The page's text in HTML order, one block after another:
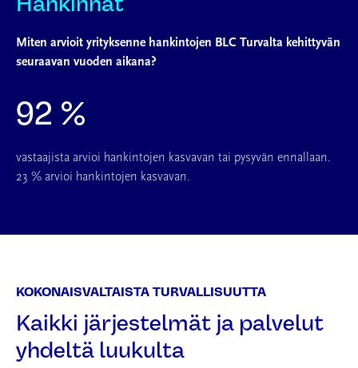
Miten arvioit yrityksenne hankintojen BLC Turvalta kehittyvän
seuraavan vuoden aikana?
92 %
vastaajista arvioi hankintojen kasvavan tai pysyvän ennallaan.
23 % arvioi hankintojen kasvavan.
KOKONAISVALTAISTA TURVALLISUUTTA
Kaikki järjestelmät ja palvelut
yhdeltä luukulta